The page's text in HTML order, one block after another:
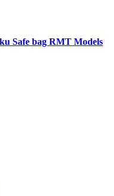
Safe bag RMT Models